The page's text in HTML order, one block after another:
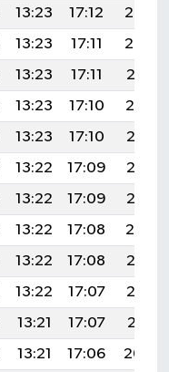
13:23 17:12
20:23
13:23 17:11
20:22
13:23 17:11
20:21
13:23 17:10
20:19
13:23 17:10
20:18
13:22 17:09
20:17
13:22 17:09
20:16
13:22 17:08
20:14
13:22 17:08
20:13
13:22 17:07
20:12
13:21 17:07
20:11
13:21 17:06
20:09